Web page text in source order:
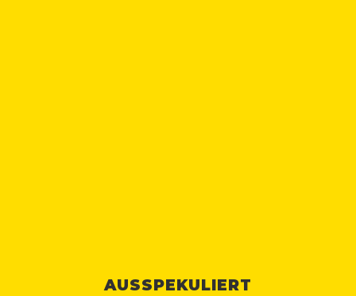
AUSSPEKULIERT